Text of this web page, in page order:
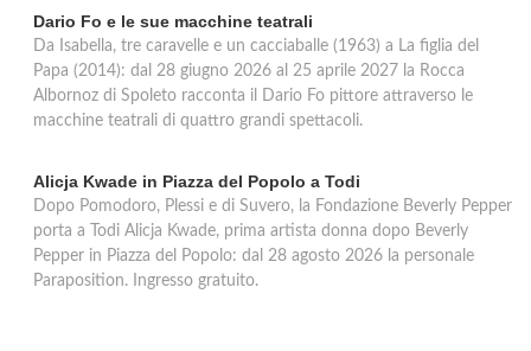
Dario Fo e le sue macchine teatrali
Da Isabella, tre caravelle e un cacciaballe (1963) a La figlia del
Papa (2014): dal 28 giugno 2026 al 25 aprile 2027 la Rocca
Albornoz di Spoleto racconta il Dario Fo pittore attraverso le
macchine teatrali di quattro grandi spettacoli.
Alicja Kwade in Piazza del Popolo a Todi
Dopo Pomodoro, Plessi e di Suvero, la Fondazione Beverly Pepper
porta a Todi Alicja Kwade, prima artista donna dopo Beverly
Pepper in Piazza del Popolo: dal 28 agosto 2026 la personale
Paraposition. Ingresso gratuito.